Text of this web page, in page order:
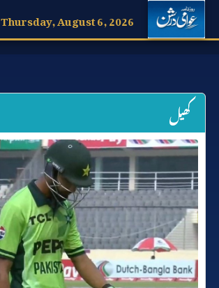
Thursday, August 6, 2026
کھیل